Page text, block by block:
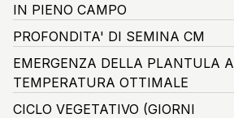
IN PIENO CAMPO
PROFONDITA' DI SEMINA CM
EMERGENZA DELLA PLANTULA A
TEMPERATURA OTTIMALE
CICLO VEGETATIVO (GIORNI